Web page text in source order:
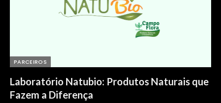
PARCEIROS
Laboratório Natubio: Produtos Naturais que
Fazem a Diferença